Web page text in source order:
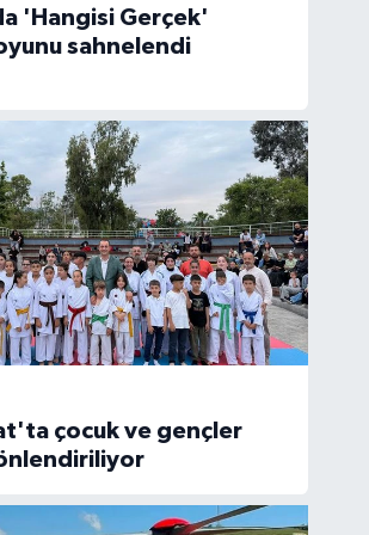
'Hangisi Gerçek'
sahnelendi
çocuk ve gençler